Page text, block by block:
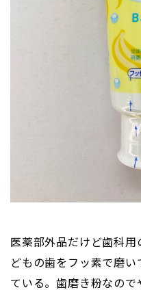
医薬部外品だけど歯科
どもの歯をフッ素で磨
ている。歯磨き粉なの